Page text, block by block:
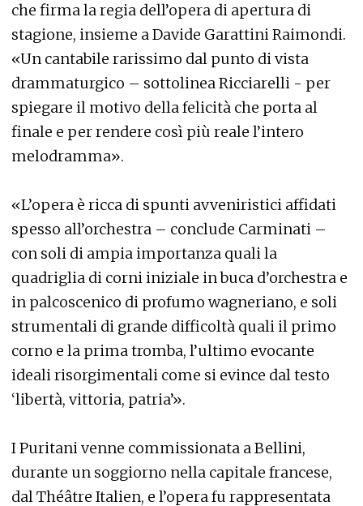
che firma la regia dell’opera di apertura di
stagione, insieme a Davide Garattini Raimondi.
«Un cantabile rarissimo dal punto di vista
drammaturgico – sottolinea Ricciarelli - per
spiegare il motivo della felicità che porta al
finale e per rendere così più reale l’intero
melodramma».
«L’opera è ricca di spunti avveniristici affidati
spesso all’orchestra – conclude Carminati –
con soli di ampia importanza quali la
quadriglia di corni iniziale in buca d’orchestra e
in palcoscenico di profumo wagneriano, e soli
strumentali di grande difficoltà quali il primo
corno e la prima tromba, l’ultimo evocante
ideali risorgimentali come si evince dal testo
‘libertà, vittoria, patria’».
I Puritani venne commissionata a Bellini,
durante un soggiorno nella capitale francese,
dal Théâtre Italien, e l’opera fu rappresentata